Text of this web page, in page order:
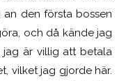
den första bossen
och då kände jag
jag är villig att betala
vilket jag gjorde här.